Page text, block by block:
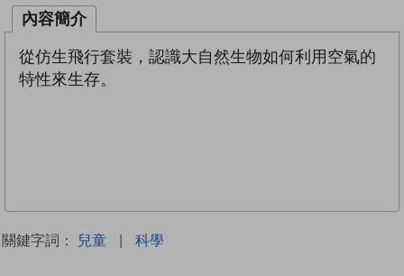
內容簡介
從仿生飛行套裝，認識大自然生物如何利用空氣的
特性來生存。
關鍵字詞： 兒童 | 科學